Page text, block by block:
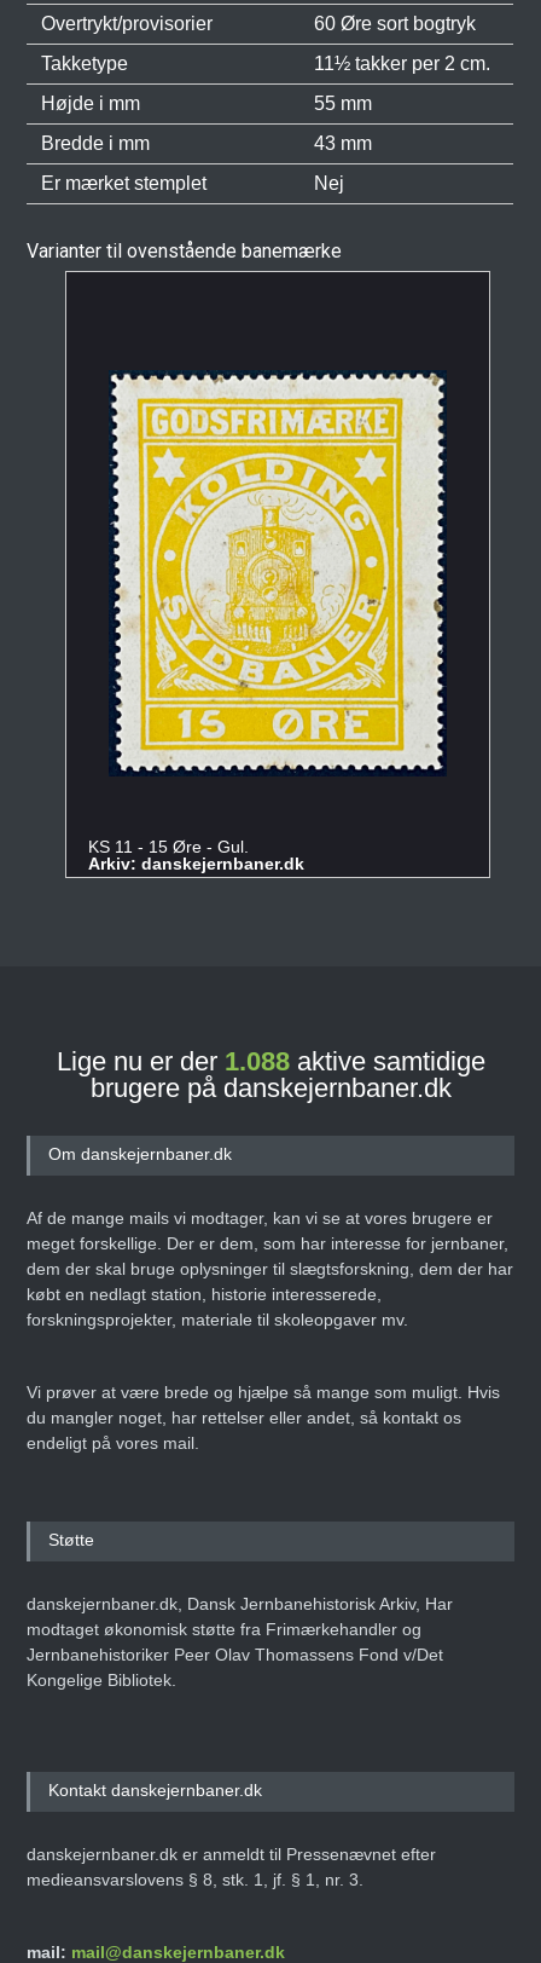
Overtrykt/provisorier
60 Øre sort bogtryk
Takketype
11½ takker per 2 cm.
Højde i mm
55 mm
Bredde i mm
43 mm
Er mærket stemplet
Nej
Varianter til ovenstående banemærke
KS 11 - 15 Øre - Gul.
Arkiv: danskejernbaner.dk
Lige nu er der 1.088aktive samtidige
brugere på danskejernbaner.dk
Om danskejernbaner.dk
Af de mange mails vi modtager, kan vi se at vores brugere er
meget forskellige. Der er dem, som har interesse for jernbaner,
dem der skal bruge oplysninger til slægtsforskning, dem der har
købt en nedlagt station, historie interesserede,
forskningsprojekter, materiale til skoleopgaver mv.
Vi prøver at være brede og hjælpe så mange som muligt. Hvis
du mangler noget, har rettelser eller andet, så kontakt os
endeligt på vores mail.
Støtte
danskejernbaner.dk, Dansk Jernbanehistorisk Arkiv, Har
modtaget økonomisk støtte fra Frimærkehandler og
Jernbanehistoriker Peer Olav Thomassens Fond v/Det
Kongelige Bibliotek.
Kontakt danskejernbaner.dk
danskejernbaner.dk er anmeldt til Pressenævnet efter
medieansvarslovens § 8, stk. 1, jf. § 1, nr. 3.
mail: mail@danskejernbaner.dk